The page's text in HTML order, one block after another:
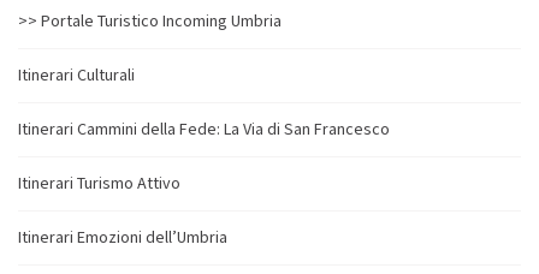
>> Portale Turistico Incoming Umbria
Itinerari Culturali
Itinerari Cammini della Fede: La Via di San Francesco
Itinerari Turismo Attivo
Itinerari Emozioni dell’Umbria